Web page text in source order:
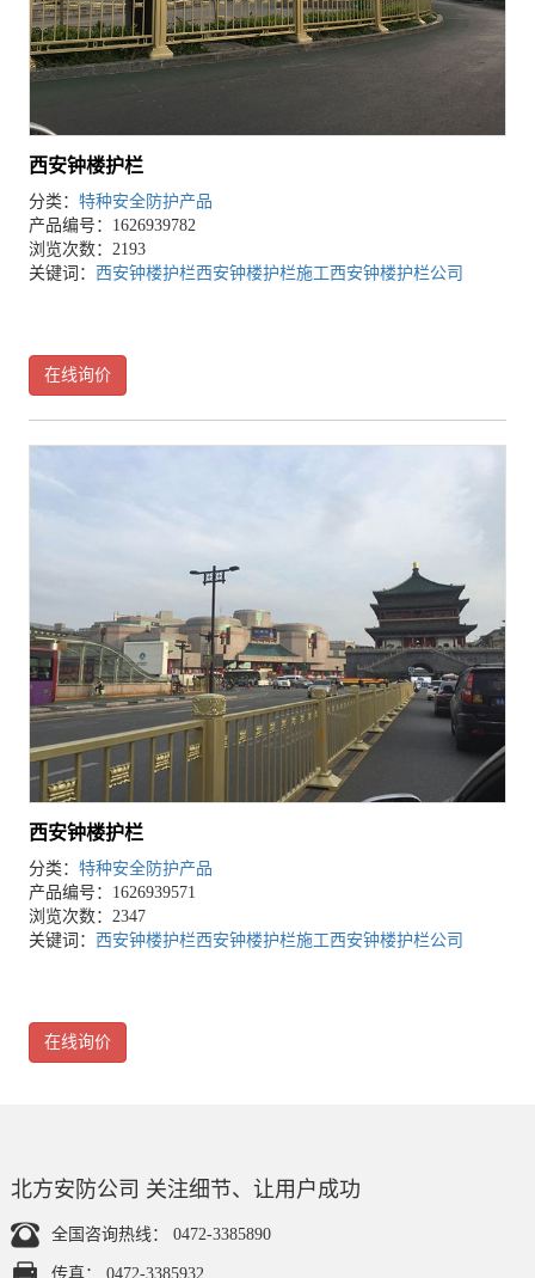
西安钟楼护栏
分类： 特种安全防护产品
产品编号：1626939782
浏览次数：2193
关键词： 西安钟楼护栏西安钟楼护栏施工西安钟楼护栏公司
在线询价
西安钟楼护栏
分类： 特种安全防护产品
产品编号：1626939571
浏览次数：2347
关键词： 西安钟楼护栏西安钟楼护栏施工西安钟楼护栏公司
在线询价
北方安防公司 关注细节、让用户成功
全国咨询热线： 0472-3385890
传真： 0472-3385932